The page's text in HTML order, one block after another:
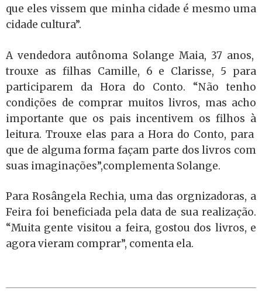
que eles vissem que minha cidade é mesmo uma
cidade cultura”.
A vendedora autônoma Solange Maia, 37 anos,
trouxe as filhas Camille, 6 e Clarisse, 5 para
participarem da Hora do Conto. “Não tenho
condições de comprar muitos livros, mas acho
importante que os pais incentivem os filhos à
leitura. Trouxe elas para a Hora do Conto, para
que de alguma forma façam parte dos livros com
suas imaginações”,complementa Solange.
Para Rosângela Rechia, uma das orgnizadoras, a
Feira foi beneficiada pela data de sua realização.
“Muita gente visitou a feira, gostou dos livros, e
agora vieram comprar”, comenta ela.